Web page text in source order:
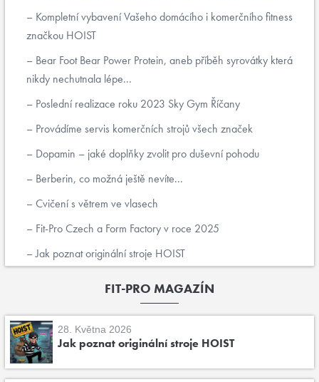
Kompletní vybavení Vašeho domácího i komerčního fitness
značkou HOIST
Bear Foot Bear Power Protein, aneb příběh syrovátky která
nikdy nechutnala lépe...
Poslední realizace roku 2023 Sky Gym Říčany
Provádíme servis komerčních strojů všech značek
Dopamin – jaké doplňky zvolit pro duševní pohodu
Berberin, co možná ještě nevíte...
Cvičení s větrem ve vlasech
Fit-Pro Czech a Form Factory v roce 2025
Jak poznat originální stroje HOIST
FIT-PRO MAGAZÍN
28. Května 2026
Jak poznat originální stroje HOIST